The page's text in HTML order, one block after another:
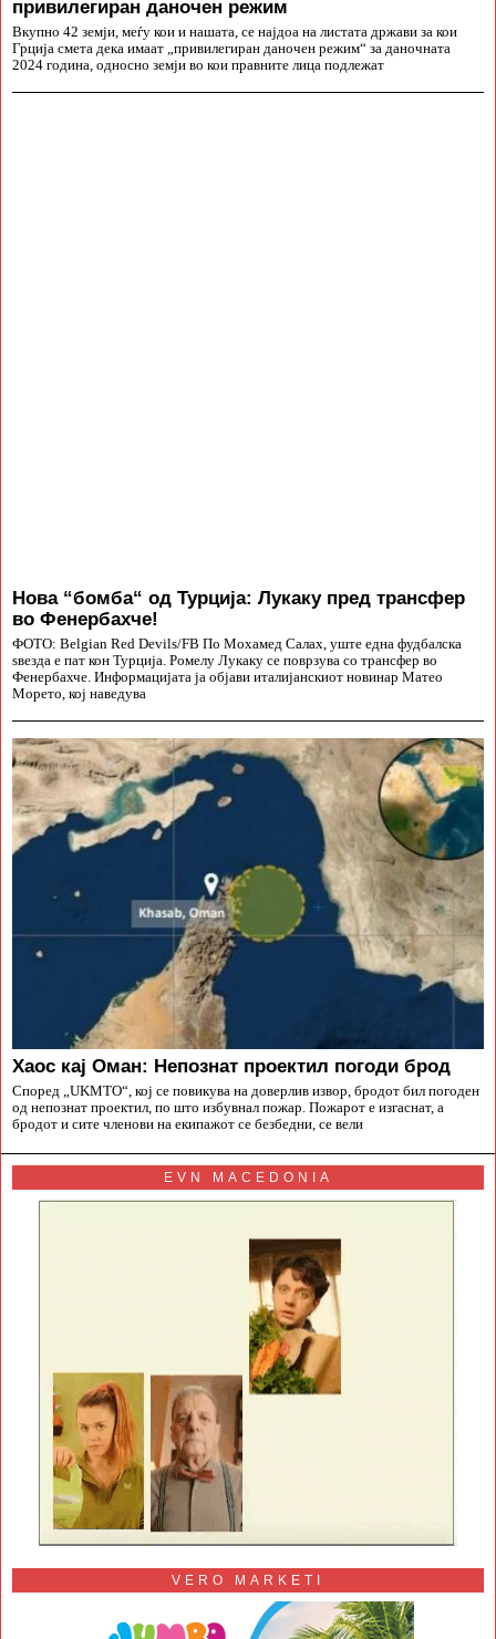
привилегиран даночен режим
Вкупно 42 земји, меѓу кои и нашата, се најдоа на листата држави за кои
Грција смета дека имаат „привилегиран даночен режим“ за даночната
2024 година, односно земји во кои правните лица подлежат
Нова “бомба“ од Турција: Лукаку пред трансфер
во Фенербахче!
ФОТО: Belgian Red Devils/FB По Мохамед Салах, уште една фудбалска
ѕвезда е пат кон Турција. Ромелу Лукаку се поврзува со трансфер во
Фенербахче. Информацијата ја објави италијанскиот новинар Матео
Морето, кој наведува
Хаос кај Оман: Непознат проектил погоди брод
Според „UKMTO“, кој се повикува на доверлив извор, бродот бил погоден
од непознат проектил, по што избувнал пожар. Пожарот е изгаснат, а
бродот и сите членови на екипажот се безбедни, се вели
EVN MACEDONIA
VERO MARKETI